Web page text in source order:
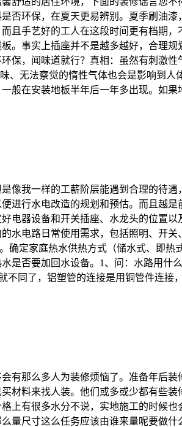
否环保，在夏天更易辨别。夏季刷油
且手艺好的工人在这段时间更有档期
。事实上插座并不是越多越好，合理
保，闻味道就行？真相：虽然有刺激
无法察觉的惰性气体也会是影响到人
般在安装地板半年后一年多出现。如
像我一样的工薪阶层能遇到合理的待
进行水电改造的规划和预估。而且越
电器设备和开关插座、水龙头的位置
水电路日常使用需求，包括照明、开
定家庭热水供热方式（储水式、即热
否要加回水设备。1、问：水路用什
同了，铝塑管的连接是用铜管件连接
有那么多人为装修烦恼了。准备年后
材料来找人装。他们或多或少都有些
上有很多水分不说，实地施工的时候
量尺寸这么任务应该由谁来量呢要做